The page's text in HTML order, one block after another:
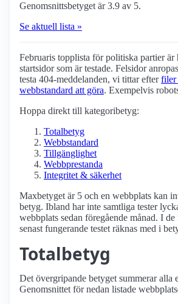
Genomsnittsbetyget är 3.9 av 5.
Se aktuell lista »
Februaris topplista för politiska partier är
startsidor som är testade. Felsidor
testa 404-meddelanden, vi tittar efterfiler
webbstandard att göra. Exempelvis
Hoppa direkt till kategoribetyg:
Totalbetyg
Webbstandard
Tillgänglighet
Webbprestanda
Integritet & säkerhet
Maxbetyget är 5 och en webbplats kan
betyg. Ibland har inte samtliga tester
webbplats sedan föregående månad. I
senast fungerande testet räknas med i
Totalbetyg
Det övergripande betyget summerar alla
Genomsnittet för nedan listade